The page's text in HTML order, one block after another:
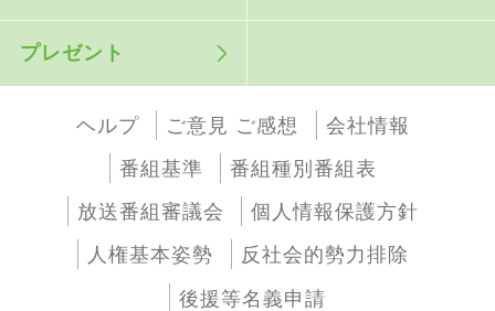
プレゼント
ヘルプ ご意見 ご感想
会社情報
番組基準
番組種別番組表
放送番組審議会
個人情報保護方針
人権基本姿勢
反社会的勢力排除
後援等名義申請